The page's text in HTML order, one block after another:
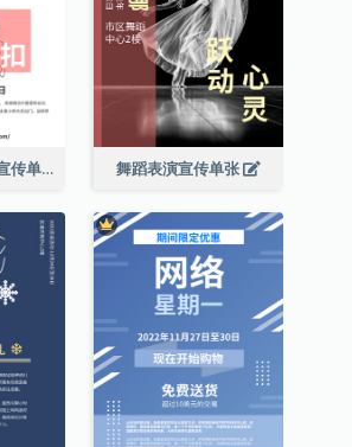
餐厅新年自助餐宣传单张 舞蹈表演宣传单张